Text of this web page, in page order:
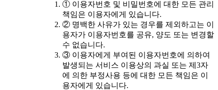
① 이용자번호 및 비밀번호에 대한 모든 관리
책임은 이용자에게 있습니다.
② 명백한 사유가 있는 경우를 제외하고는 이
용자가 이용자번호를 공유, 양도 또는 변경할
수 없습니다.
③ 이용자에게 부여된 이용자번호에 의하여
발생되는 서비스 이용상의 과실 또는 제3자
에 의한 부정사용 등에 대한 모든 책임은 이
용자에게 있습니다.